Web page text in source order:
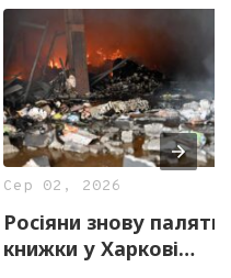
Сер 02, 2026
Росіяни знову палять
книжки у Харкові